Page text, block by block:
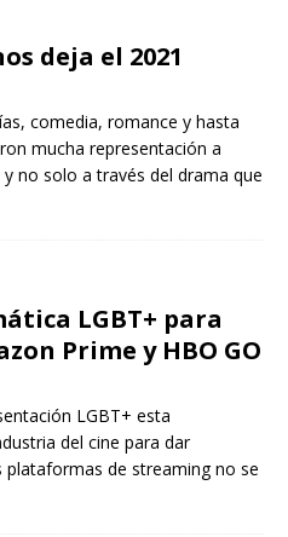
deja el 2021
comedia, romance y hasta
mucha representación a
no solo a través del drama que
LGBT+ para
Prime y HBO GO
LGBT+ esta
del cine para dar
plataformas de streaming no se